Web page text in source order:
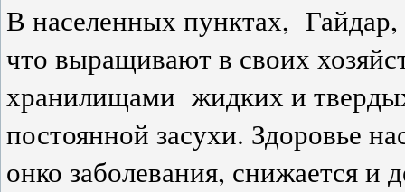
В населенных пунктах,
что выращивают в своих
хранилищами жидких и
постоянной засухи. Здоровье
онко заболевания, снижается